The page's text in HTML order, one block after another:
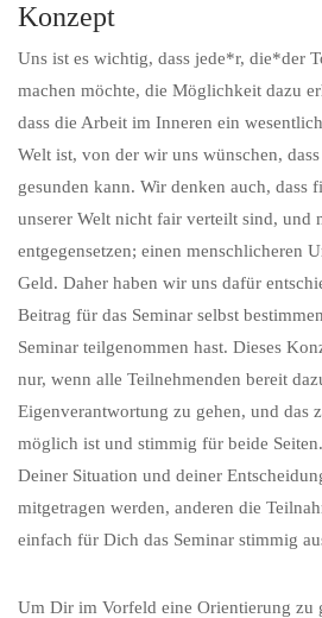
Konzept
Uns ist es wichtig, dass jede*r, die*der
machen möchte, die Möglichkeit dazu
dass die Arbeit im Inneren ein
Welt ist, von der wir uns wünschen,
gesunden kann. Wir denken auch, dass
unserer Welt nicht fair verteilt sind, und
entgegensetzen; einen menschlicheren
Geld. Daher haben wir uns dafür
Beitrag für das Seminar selbst
Seminar teilgenommen hast. Dieses
nur, wenn alle Teilnehmenden bereit
Eigenverantwortung zu gehen, und das
möglich ist und stimmig für beide
Deiner Situation und deiner
mitgetragen werden, anderen die
einfach für Dich das Seminar stimmig
Um Dir im Vorfeld eine Orientierung zu